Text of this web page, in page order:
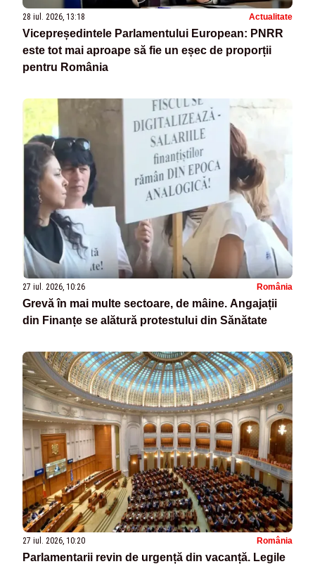
28 iul. 2026, 13:18 Actualitate
Vicepreședintele Parlamentului European: PNRR
este tot mai aproape să fie un eșec de proporții
pentru România
27 iul. 2026, 10:26 România
Grevă în mai multe sectoare, de mâine. Angajații
din Finanțe se alătură protestului din Sănătate
27 iul. 2026, 10:20 România
Parlamentarii revin de urgență din vacanță. Legile